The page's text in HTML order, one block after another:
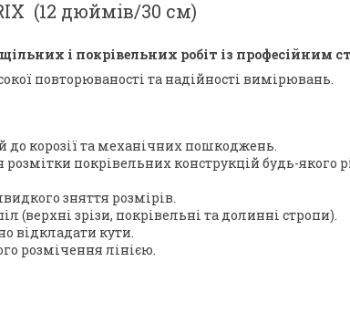
(12 дюймів/30 см)
і покрівельних робіт із професійним
повторюваності та надійності вимірювань.
до корозії та механічних пошкоджень.
покрівельних конструкцій будь-якого
зняття розмірів.
(верхні зрізи, покрівельні та долинні стропи).
відкладати кути.
розмічення лінією.